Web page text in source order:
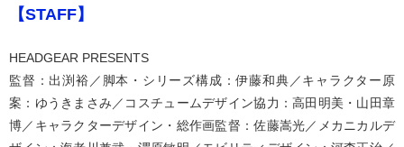
【STAFF】
HEADGEAR PRESENTS
監督：出渕裕／脚本・シリーズ構成：伊藤和典／キャラクター原
案：ゆうきまさみ／コスチュームデザイン協力：高田明美・山田章
博／キャラクターデザイン・総作画監督：佐藤嵩光／メカニカルデ